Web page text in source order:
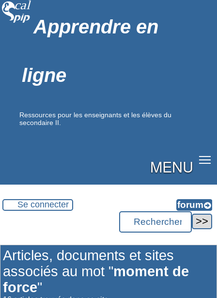
Apprendre en
ligne
Ressources pour les enseignants et les élèves du
secondaire II.
MENU
Se connecter
Articles, documents et sites
associés au mot "moment de
force"